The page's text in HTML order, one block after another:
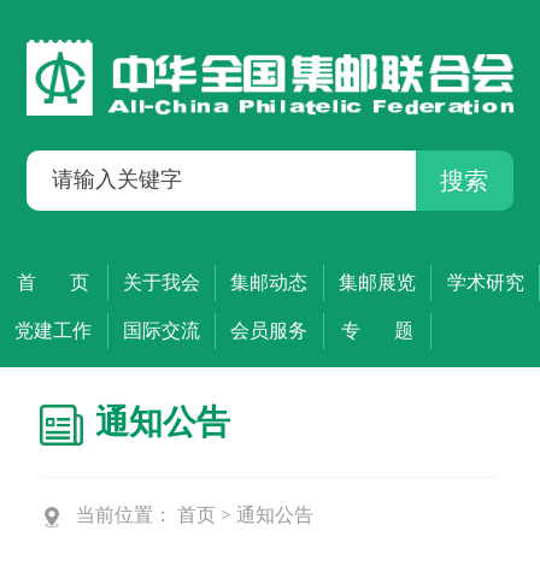
搜索
首 页 关于我会 集邮动态 集邮展览 学术研究
党建工作 国际交流 会员服务 专 题
通知公告
当前位置： 首页 > 通知公告